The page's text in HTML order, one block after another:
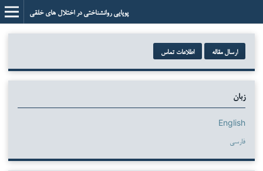
پویایی روانشناختی در اختلال های خلقی
ارسال مقاله اطلاعات تماس
زبان
English
فارسی